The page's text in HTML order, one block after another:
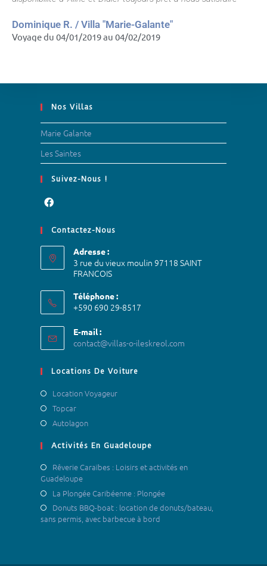
Dominique R. / Villa "Marie-Galante"
Voyage du 04/01/2019 au 04/02/2019
Nos Villas
Marie Galante
Les Saintes
Suivez-Nous !
Contactez-Nous
Adresse :
3 rue du vieux moulin 97118 SAINT
FRANCOIS
Téléphone :
+590 690 29-8517
E-mail :
contact@villas-o-ileskreol.com
Locations De Voiture
Location Voyageur
Topcar
Autolagon
Activités En Guadeloupe
Rêverie Caraïbes : Loisirs et activités en
Guadeloupe
La Plongée Caribéenne : Plongée
Donuts BBQ-boat : location de donuts/bateau,
sans permis, avec barbecue à bord